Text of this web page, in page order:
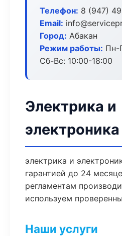
Телефон: 8 (947)
Email:
Город: Абакан
Режим работы: Пн-
Сб-Вс: 10:00-18:00
Электрика и
электрика и
гарантией до 24
регламентам
используем
Наши услуги